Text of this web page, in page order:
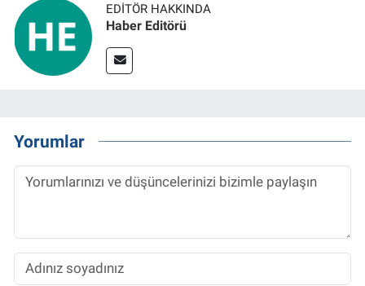
EDITÖR HAKKINDA
Haber Editörü
Yorumlar